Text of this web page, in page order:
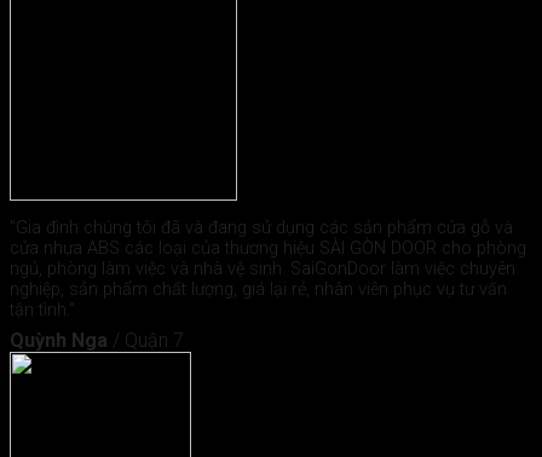
"Gia đình chúng tôi đã và đang sử dụng các sản phẩm cửa gỗ và
cửa nhựa ABS các loại của thương hiệu SÀI GÒN DOOR cho phòng
ngủ, phòng làm việc và nhà vệ sinh. SaiGonDoor làm việc chuyên
nghiệp, sản phẩm chất lượng, giá lại rẻ, nhân viên phục vụ tư vấn
tận tình."
Quỳnh Nga / Quận 7